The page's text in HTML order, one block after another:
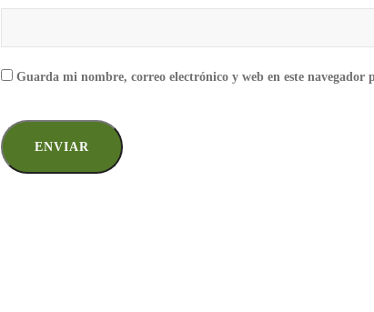
Guarda mi nombre, correo electrónico y web en este navegador